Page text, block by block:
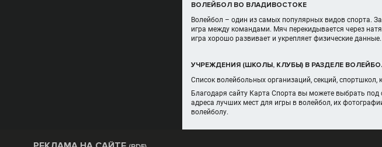
ВОЛЕЙБОЛ ВО ВЛАДИВОСТОКЕ
Волейбол – один из самых популярных видов спорта.
игра между командами. Мяч перекидывается через
игра хорошо развивает и укрепляет физические
УЧРЕЖДЕНИЯ (ШКОЛЫ, КЛУБЫ) В РАЗДЕЛЕ
Список волейбольных организаций, секций,
Благодаря сайту Карта Спорта вы можете выбрать
адреса лучших мест для игры в волейбол, их
волейболу.